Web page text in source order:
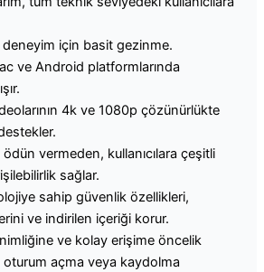
için basit gezinme.
ve Android platformlarında
4k ve 1080p çözünürlükte
vermeden, kullanıcılara çeşitli
sağlar.
sahip güvenlik özellikleri,
ve indirilen içeriği korur.
ve kolay erişime öncelik
açma veya kaydolma